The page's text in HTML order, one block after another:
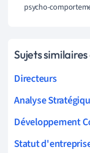
psycho-
Sujets
Directeurs
Analyse
Développement
Statut